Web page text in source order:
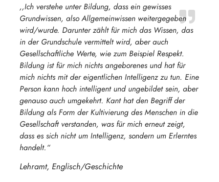
,,Ich verstehe unter Bildung, dass ein gewisses
Grundwissen, also Allgemeinwissen weitergegeben
wird/wurde. Darunter zählt für mich das Wissen, das
in der Grundschule vermittelt wird, aber auch
Gesellschaftliche Werte, wie zum Beispiel Respekt.
Bildung ist für mich nichts angeborenes und hat für
mich nichts mit der eigentlichen Intelligenz zu tun. Eine
Person kann hoch intelligent und ungebildet sein, aber
genauso auch umgekehrt. Kant hat den Begriff der
Bildung als Form der Kultivierung des Menschen in die
Gesellschaft verstanden, was für mich erneut zeigt,
dass es sich nicht um Intelligenz, sondern um Erlerntes
handelt.“
Lehramt, Englisch/Geschichte